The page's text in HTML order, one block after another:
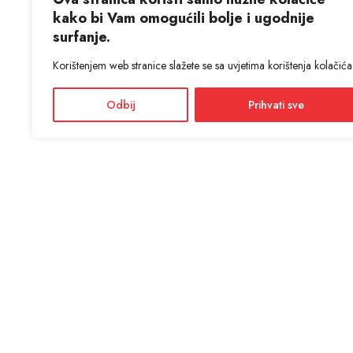
kako bi Vam omogućili bolje i ugodnije
surfanje.
Korištenjem web stranice slažete se sa uvjetima korištenja kolačića
Odbij Prihvati sve